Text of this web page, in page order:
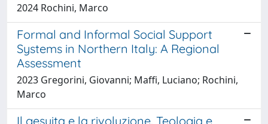
2024 Rochini, Marco
Formal and Informal Social Support
Systems in Northern Italy: A Regional
Assessment
2023 Gregorini, Giovanni; Maffi, Luciano; Rochini,
Marco
Il gesuita e la rivoluzione. Teologia e